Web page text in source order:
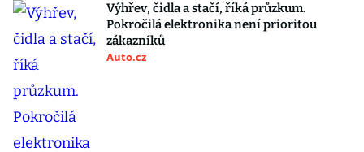
Výhřev, čidla a stačí, říká průzkum.
Pokročilá elektronika není prioritou
zákazníků
Auto.cz